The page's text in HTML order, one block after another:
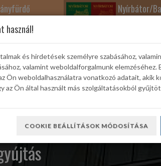
Nyírbátor/
Színház Ifjúsági és Családi
használ!
és hirdetések személyre szabásához,
valamint weboldalforgalmunk elemzéséhez.
Ön weboldalhasználatra vonatkozó adatait, akik
az Ön által használt más szolgáltatásokból
COOKIE BEÁLLÍTÁSOK MÓDOSÍTÁSA